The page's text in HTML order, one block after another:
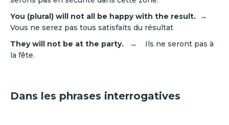
You (plural) will not all be happy with the result. →
Vous ne serez pas tous satisfaits du résultat
They will not be at the party.
→ Ils ne seront pas à
la fête.
Dans les phrases interrogatives